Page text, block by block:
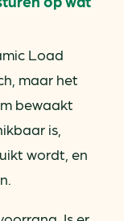
Load
maar het
bewaakt
is,
wordt, en